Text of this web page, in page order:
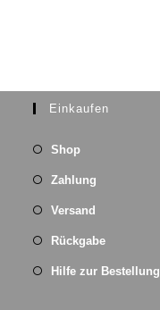
Einkaufen
Shop
Zahlung
Versand
Rückgabe
Hilfe zur Bestellung